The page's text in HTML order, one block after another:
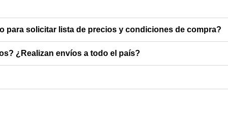
para solicitar lista de precios y condiciones de compra?
¿Realizan envíos a todo el país?